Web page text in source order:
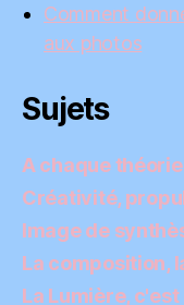
Comment
aux photos
Sujets
A chaque
Créativité,
Image de
La composition,
La Lumière, c'est